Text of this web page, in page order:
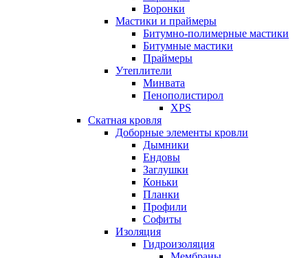
Воронки
Мастики и праймеры
Битумно-полимерные мастики
Битумные мастики
Праймеры
Утеплители
Минвата
Пенополистирол
XPS
Скатная кровля
Доборные элементы кровли
Дымники
Ендовы
Заглушки
Коньки
Планки
Профили
Софиты
Изоляция
Гидроизоляция